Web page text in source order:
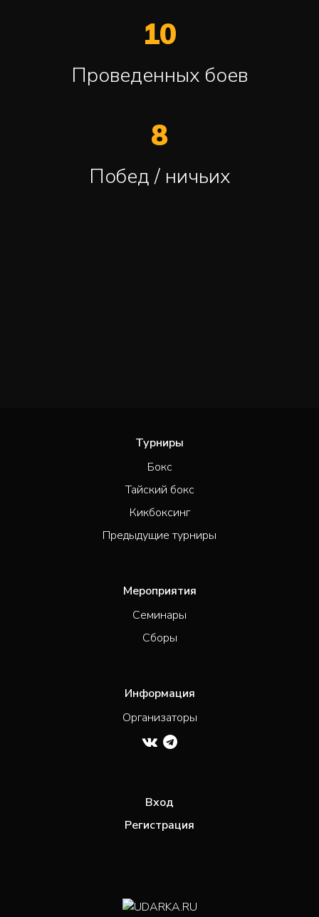
10
Проведенных боев
8
Побед / ничьих
Турниры
Бокс
Тайский бокс
Кикбоксинг
Предыдущие турниры
Мероприятия
Семинары
Сборы
Информация
Организаторы
Вход
Регистрация